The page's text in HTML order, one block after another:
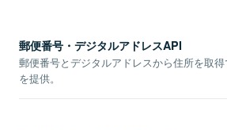
郵便番号・デジタルアドレスAPI
郵便番号とデジタルアドレスから住所を取
を提供。